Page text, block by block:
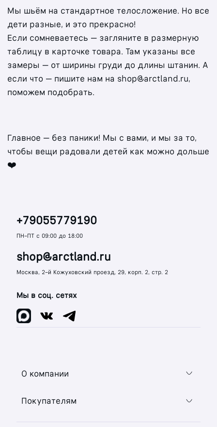
Мы шьём на стандартное телосложение. Но все
дети разные, и это прекрасно!
Если сомневаетесь — загляните в размерную
таблицу в карточке товара. Там указаны все
замеры — от ширины груди до длины штанин. А
если что — пишите нам на shop@arctland.ru,
поможем подобрать.
Главное — без паники! Мы с вами, и мы за то,
чтобы вещи радовали детей как можно дольше
❤️
О компании
Покупателям
Мы в соц. сетях
+79055779190
ПН-ПТ с 09:00 до 18:00
shop@arctland.ru
Москва, 2-й Кожуховский проезд, 29, корп. 2, стр. 2